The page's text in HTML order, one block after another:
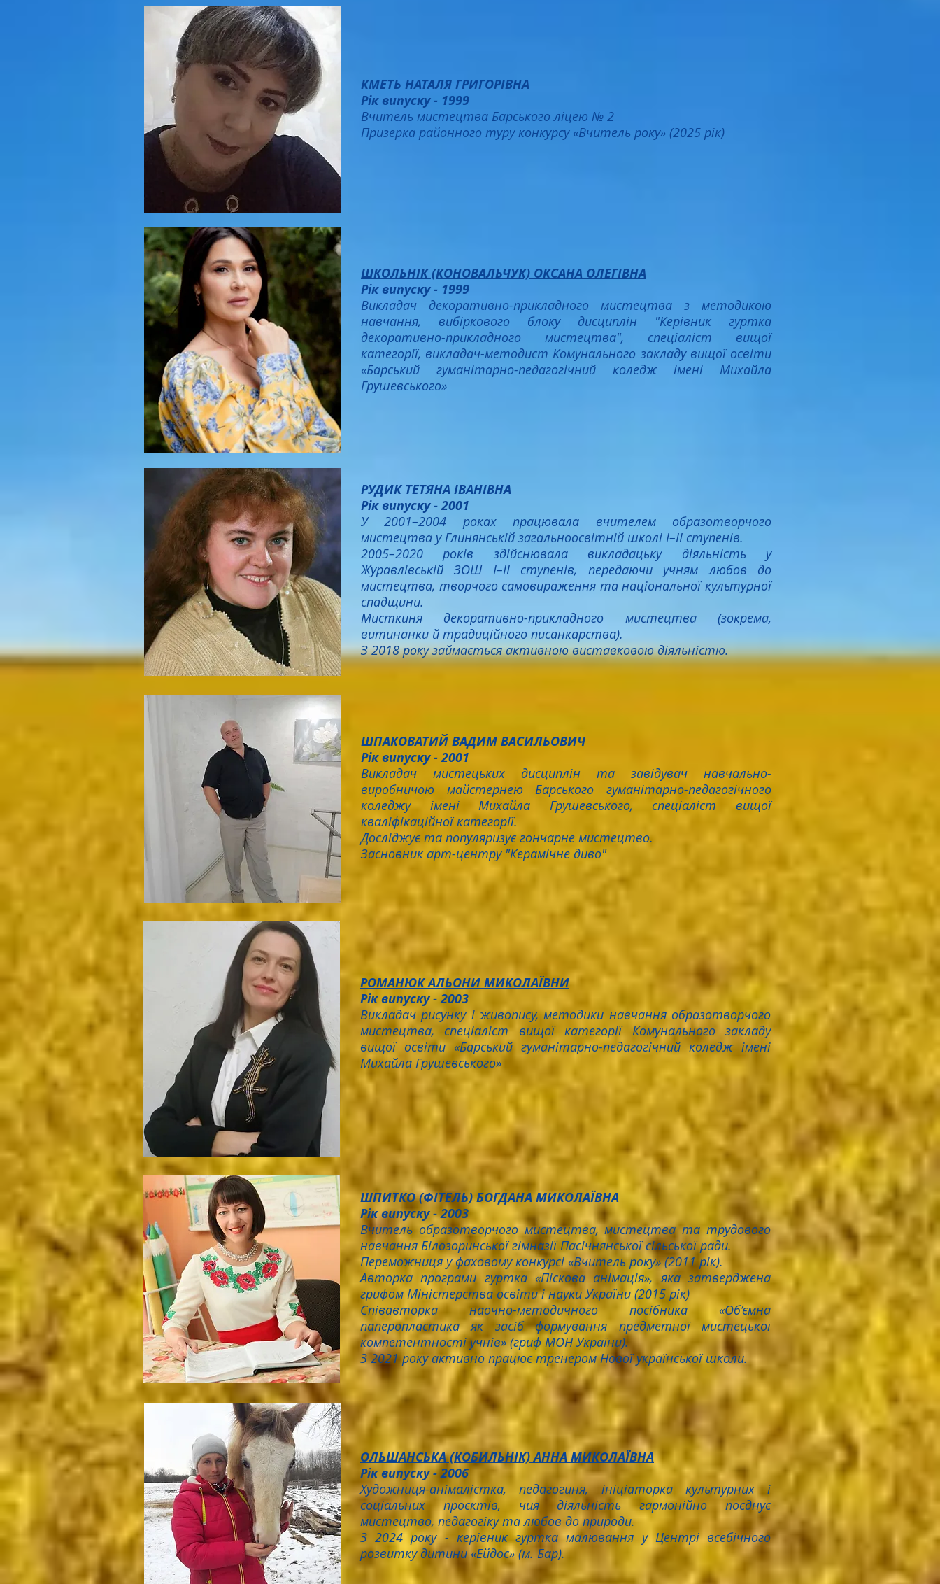
КМЕТЬ НАТАЛЯ ГРИГОРІВНА
Рік випуску - 1999
Вчитель мистецтва Барського ліцею № 2
Призерка районного туру конкурсу «Вчитель року» (2025 рік)
ШКОЛЬНІК (КОНОВАЛЬЧУК) ОКСАНА ОЛЕГІВНА
Рік випуску - 1999
Викладач декоративно-прикладного мистецтва з методикою
навчання, вибіркового блоку дисциплін "Керівник гуртка
декоративно-прикладного мистецтва", спеціаліст вищої
категорії, викладач-методист Комунального закладу вищої освіти
«Барський гуманітарно-педагогічний коледж імені Михайла
Грушевського»
РУДИК ТЕТЯНА ІВАНІВНА
Рік випуску - 2001
У 2001–2004 роках працювала вчителем образотворчого
мистецтва у Глинянській загальноосвітній школі І–ІІ ступенів.
2005–2020 років здійснювала викладацьку діяльність у
Журавлівській ЗОШ І–ІІ ступенів, передаючи учням любов до
мистецтва, творчого самовираження та національної культурної
спадщини.
Мисткиня декоративно-прикладного мистецтва (зокрема,
витинанки й традиційного писанкарства).
З 2018 року займається активною виставковою діяльністю.
ШПАКОВАТИЙ ВАДИМ ВАСИЛЬОВИЧ
Рік випуску - 2001
Викладач мистецьких дисциплін та завідувач навчально-
виробничою майстернею Барського гуманітарно-педагогічного
коледжу імені Михайла Грушевського, спеціаліст вищої
кваліфікаційної категорії.
Досліджує та популяризує гончарне мистецтво.
Засновник арт-центру "Керамічне диво"
РОМАНЮК АЛЬОНИ МИКОЛАЇВНИ
Рік випуску - 2003
Викладач рисунку і живопису, методики навчання образотворчого
мистецтва, спеціаліст вищої категорії Комунального закладу
вищої освіти «Барський гуманітарно-педагогічний коледж імені
Михайла Грушевського»
ШПИТКО (ФІТЕЛЬ) БОГДАНА МИКОЛАЇВНА
Рік випуску - 2003
Вчитель образотворчого мистецтва, мистецтва та трудового
навчання Білозоринської гімназії Пасічнянської сільської ради.
Переможниця у фаховому конкурсі «Вчитель року» (2011 рік).
Авторка програми гуртка «Піскова анімація», яка затверджена
грифом Міністерства освіти і науки України (2015 рік)
Співавторка наочно-методичного посібника «Об’ємна
паперопластика як засіб формування предметної мистецької
компетентності учнів» (гриф МОН України).
З 2021 року активно працює тренером Нової української школи.
ОЛЬШАНСЬКА (КОБИЛЬНІК) АННА МИКОЛАЇВНА
Рік випуску - 2006
Художниця-анімалістка, педагогиня, ініціаторка культурних і
соціальних проєктів, чия діяльність гармонійно поєднує
мистецтво, педагогіку та любов до природи.
З 2024 року - керівник гуртка малювання у Центрі всебічного
розвитку дитини «Ейдос» (м. Бар).